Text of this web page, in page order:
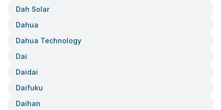
Dah Solar
Dahua
Dahua Technology
Dai
Daidai
Daifuku
Daihan